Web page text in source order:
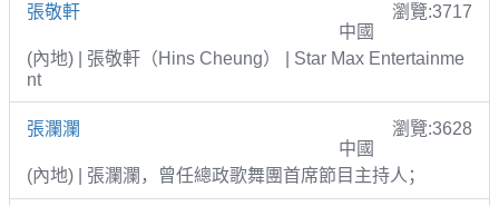
張敬軒
瀏覽:3717
中國
(內地) | 張敬軒（Hins Cheung） | Star Max Entertainme
nt
張瀾瀾
瀏覽:3628
中國
(內地) | 張瀾瀾，曾任總政歌舞團首席節目主持人；